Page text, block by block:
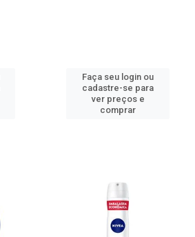
Faça seu login ou
cadastre-se para
ver preços e
comprar